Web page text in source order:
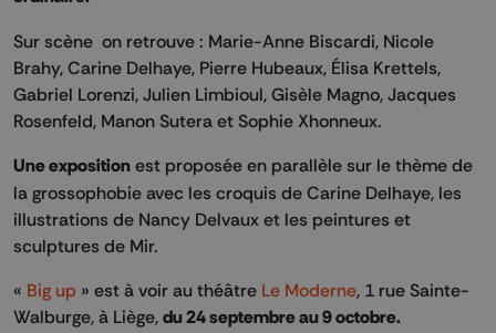
Sur scène on retrouve : Marie-Anne Biscardi, Nicole
Brahy, Carine Delhaye, Pierre Hubeaux, Élisa Krettels,
Gabriel Lorenzi, Julien Limbioul, Gisèle Magno, Jacques
Rosenfeld, Manon Sutera et Sophie Xhonneux.
Une exposition est proposée en parallèle sur le thème de
la grossophobie avec les croquis de Carine Delhaye, les
illustrations de Nancy Delvaux et les peintures et
sculptures de Mir.
« Big up » est à voir au théâtre Le Moderne, 1 rue Sainte-
Walburge, à Liège, du 24 septembre au 9 octobre.